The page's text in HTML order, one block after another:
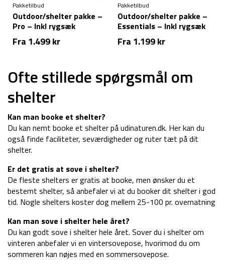
Pakketilbud
Outdoor/shelter pakke –
Pro – Inkl rygsæk
Fra 1.499kr
Pakketilbud
Outdoor/shelter pakke –
Essentials – Inkl rygsæk
Fra 1.199kr
Ofte stillede spørgsmål om
shelter
Kan man booke et shelter?
Du kan nemt booke et shelter på udinaturen.dk. Her kan du
også finde faciliteter, seværdigheder og ruter tæt på dit
shelter.
Er det gratis at sove i shelter?
De fleste shelters er gratis at booke, men ønsker du et
bestemt shelter, så anbefaler vi at du booker dit shelter i god
tid. Nogle shelters koster dog mellem 25-100 pr. overnatning
Kan man sove i shelter hele året?
Du kan godt sove i shelter hele året. Sover du i shelter om
vinteren anbefaler vi en vintersovepose, hvorimod du om
sommeren kan nøjes med en sommersovepose.